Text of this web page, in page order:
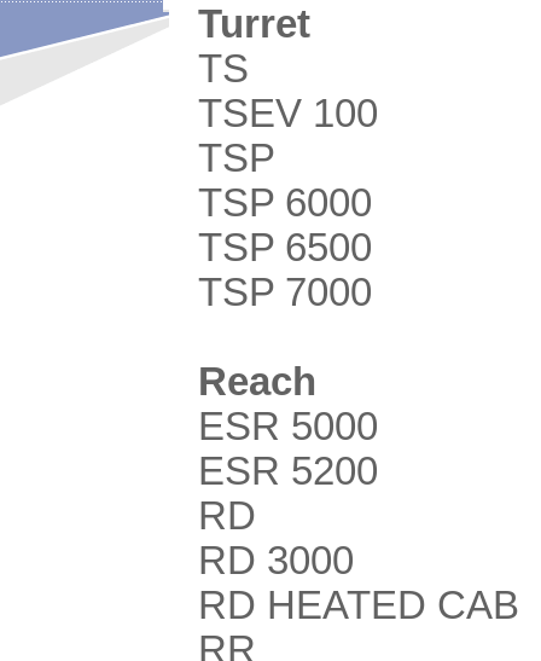
Turret
TS
TSEV 100
TSP
TSP 6000
TSP 6500
TSP 7000
Reach
ESR 5000
ESR 5200
RD
RD 3000
RD HEATED CAB
RR